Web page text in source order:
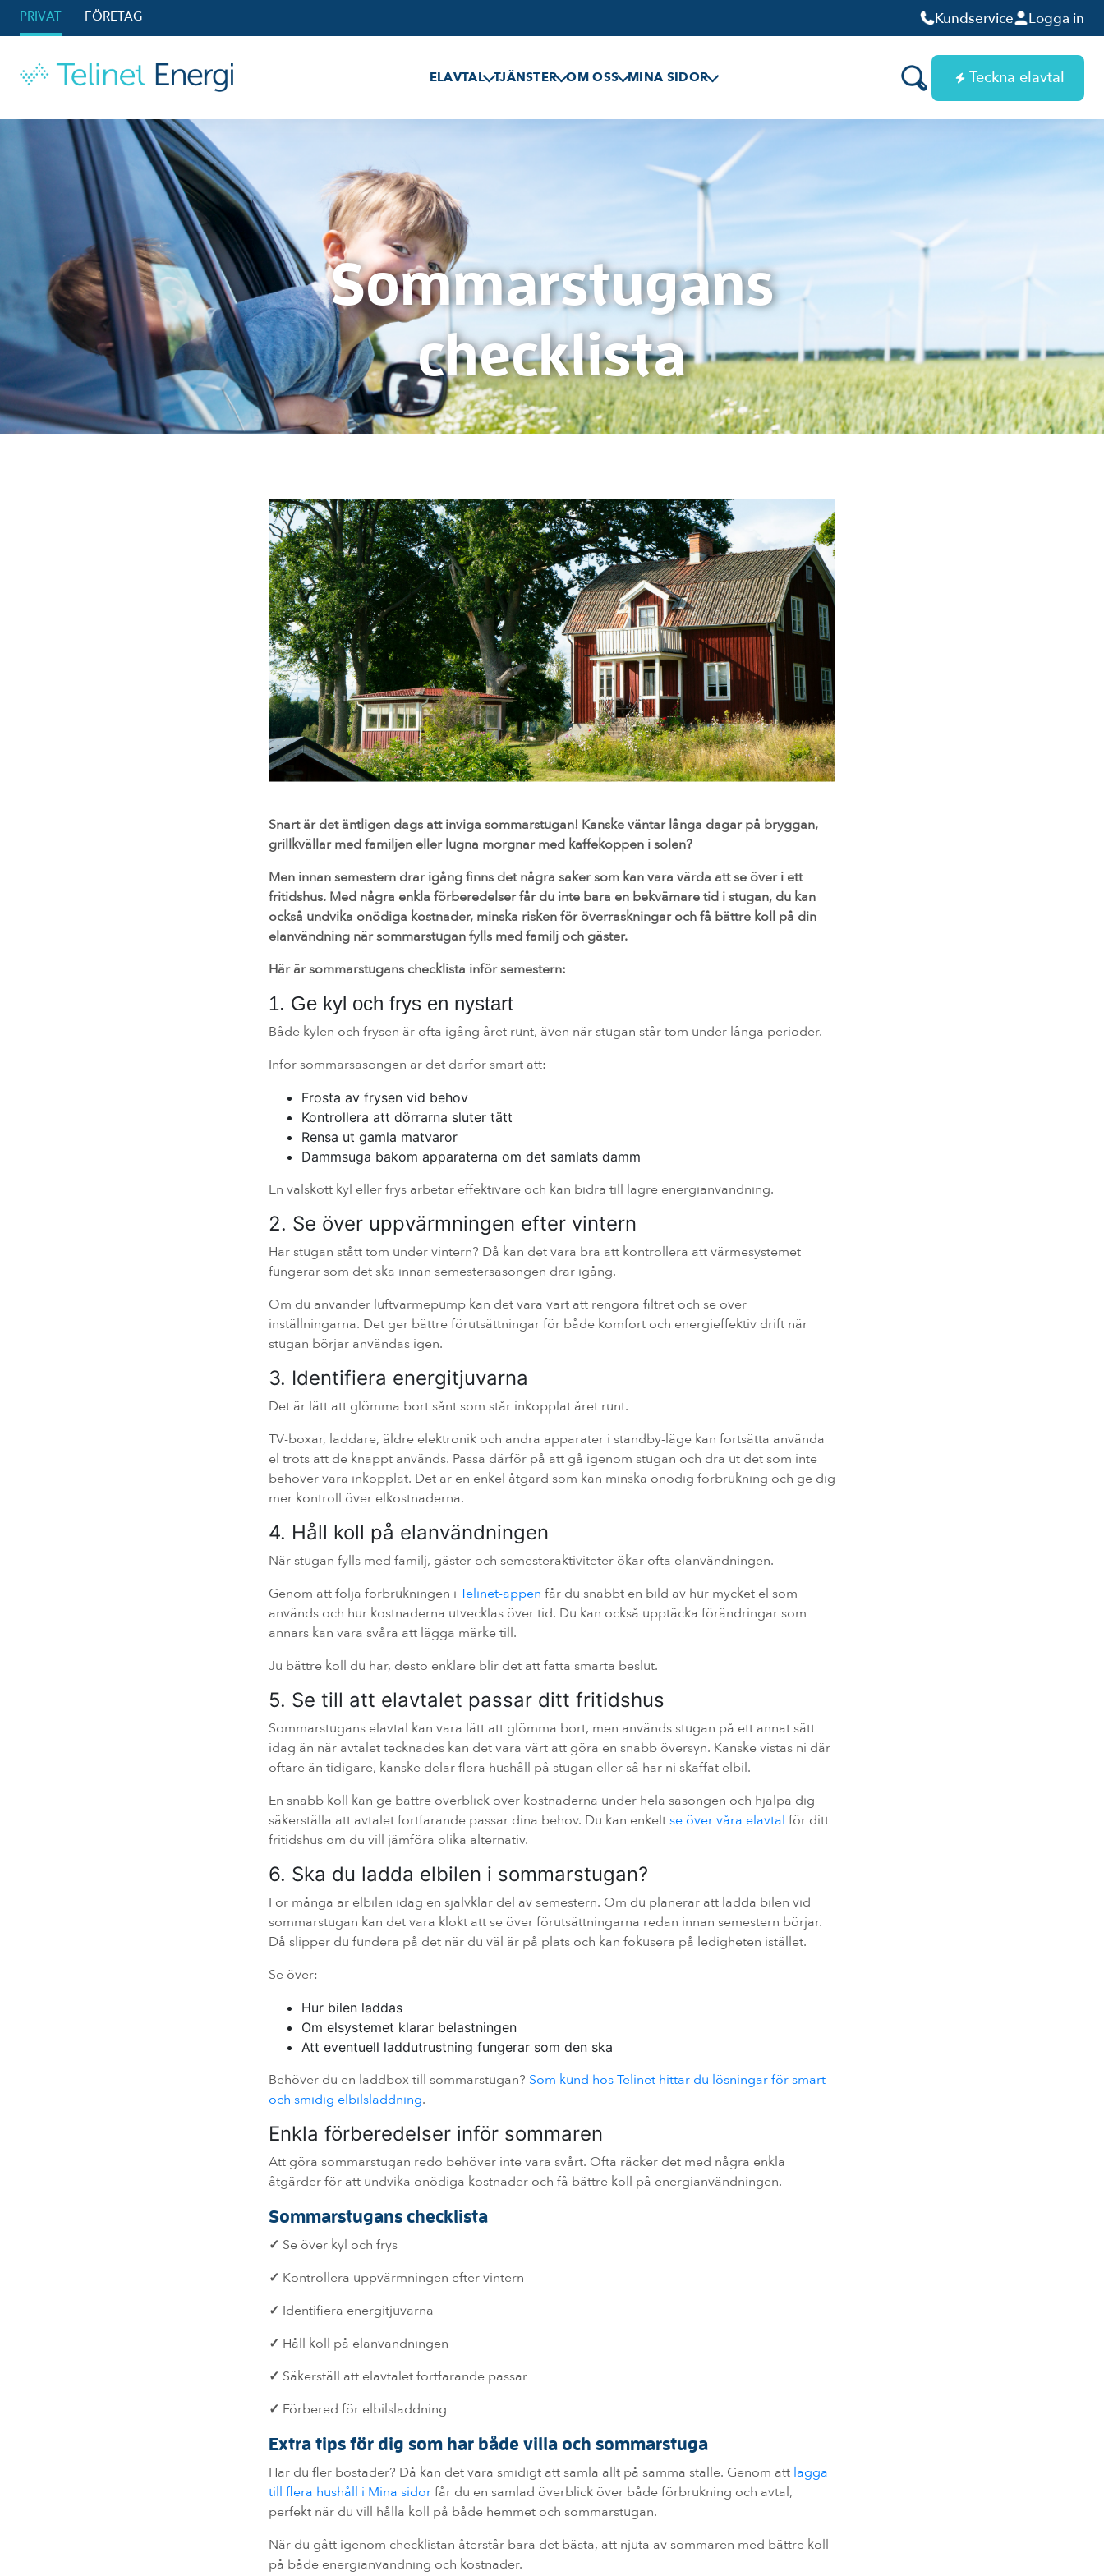
PRIVAT FÖRETAG Kundservice Logga in
ELAVTAL TJÄNSTER OM OSS MINA SIDOR Teckna elavtal
Sommarstugans
checklista
Snart är det äntligen dags att inviga sommarstugan! Kanske väntar långa dagar på bryggan,
grillkvällar med familjen eller lugna morgnar med kaffekoppen i solen?
Men innan semestern drar igång finns det några saker som kan vara värda att se över i ett
fritidshus. Med några enkla förberedelser får du inte bara en bekvämare tid i stugan, du kan
också undvika onödiga kostnader, minska risken för överraskningar och få bättre koll på din
elanvändning när sommarstugan fylls med familj och gäster.
Här är sommarstugans checklista inför semestern:
1. Ge kyl och frys en nystart
Både kylen och frysen är ofta igång året runt, även när stugan står tom under långa perioder.
Inför sommarsäsongen är det därför smart att:
Frosta av frysen vid behov
Kontrollera att dörrarna sluter tätt
Rensa ut gamla matvaror
Dammsuga bakom apparaterna om det samlats damm
En välskött kyl eller frys arbetar effektivare och kan bidra till lägre energianvändning.
2. Se över uppvärmningen efter vintern
Har stugan stått tom under vintern? Då kan det vara bra att kontrollera att värmesystemet
fungerar som det ska innan semestersäsongen drar igång.
Om du använder luftvärmepump kan det vara värt att rengöra filtret och se över
inställningarna. Det ger bättre förutsättningar för både komfort och energieffektiv drift när
stugan börjar användas igen.
3. Identifiera energitjuvarna
Det är lätt att glömma bort sånt som står inkopplat året runt.
TV-boxar, laddare, äldre elektronik och andra apparater i standby-läge kan fortsätta använda
el trots att de knappt används. Passa därför på att gå igenom stugan och dra ut det som inte
behöver vara inkopplat. Det är en enkel åtgärd som kan minska onödig förbrukning och ge dig
mer kontroll över elkostnaderna.
4. Håll koll på elanvändningen
När stugan fylls med familj, gäster och semesteraktiviteter ökar ofta elanvändningen.
Genom att följa förbrukningen i Telinet-appen får du snabbt en bild av hur mycket el som
används och hur kostnaderna utvecklas över tid. Du kan också upptäcka förändringar som
annars kan vara svåra att lägga märke till.
Ju bättre koll du har, desto enklare blir det att fatta smarta beslut.
5. Se till att elavtalet passar ditt fritidshus
Sommarstugans elavtal kan vara lätt att glömma bort, men används stugan på ett annat sätt
idag än när avtalet tecknades kan det vara värt att göra en snabb översyn. Kanske vistas ni där
oftare än tidigare, kanske delar flera hushåll på stugan eller så har ni skaffat elbil.
En snabb koll kan ge bättre överblick över kostnaderna under hela säsongen och hjälpa dig
säkerställa att avtalet fortfarande passar dina behov. Du kan enkeltse över våra elavtal för ditt
fritidshus om du vill jämföra olika alternativ.
6. Ska du ladda elbilen i sommarstugan?
För många är elbilen idag en självklar del av semestern. Om du planerar att ladda bilen vid
sommarstugan kan det vara klokt att se över förutsättningarna redan innan semestern börjar.
Då slipper du fundera på det när du väl är på plats och kan fokusera på ledigheten istället.
Se över:
Hur bilen laddas
Om elsystemet klarar belastningen
Att eventuell laddutrustning fungerar som den ska
Behöver du en laddbox till sommarstugan? Som kund hos Telinet hittar du lösningar för smart
och smidig elbilsladdning.
Enkla förberedelser inför sommaren
Att göra sommarstugan redo behöver inte vara svårt. Ofta räcker det med några enkla
åtgärder för att undvika onödiga kostnader och få bättre koll på energianvändningen.
Sommarstugans checklista
✓ Se över kyl och frys
✓ Kontrollera uppvärmningen efter vintern
✓ Identifiera energitjuvarna
✓ Håll koll på elanvändningen
✓ Säkerställ att elavtalet fortfarande passar
✓ Förbered för elbilsladdning
Extra tips för dig som har både villa och sommarstuga
Har du fler bostäder? Då kan det vara smidigt att samla allt på samma ställe. Genom att lägga
till flera hushåll i Mina sidorfår du en samlad överblick över både förbrukning och avtal,
perfekt när du vill hålla koll på både hemmet och sommarstugan.
När du gått igenom checklistan återstår bara det bästa, att njuta av sommaren med bättre koll
på både energianvändning och kostnader.